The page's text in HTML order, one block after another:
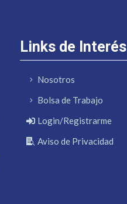
Links de Interés
Nosotros
Bolsa de Trabajo
Login/Registrarme
Aviso de Privacidad